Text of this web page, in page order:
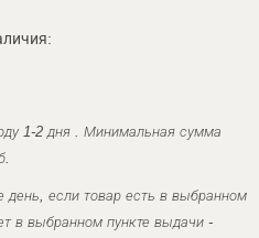
1-2 дня . Минимальная сумма
если товар есть в выбранном
в выбранном пункте выдачи -